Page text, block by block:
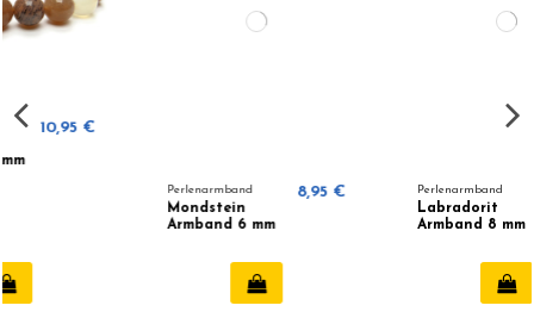
Armband 6 mm
8,95 € Perlenarmband
Armband 8 mm
10,95 €